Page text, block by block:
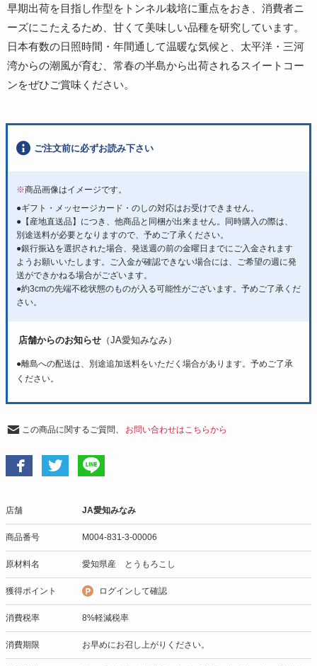
早期出荷を目指し作型をトンネル栽培に重点をおき、消費者ニ
ーズにこたえるため、甘くて美味しい品種を研究しています。
日本有数の日照時間・年間通して温暖な気候と、太平洋・三河
湾からの潮風が育む、常春の半島から出荷されるスイートコー
ンをぜひご賞味ください。
ご注文前に必ずお読み下さい
※商品画像はイメージです。
●ギフト・メッセージカード・のしの対応はお受けできません。
●【産地直送品】につき、他商品と同梱が出来ません。同時購入の際は、
別途送料が必要となりますので、予めご了承ください。
●銀行振込を選択された場合、発送週の前の金曜日までにご入金されます
ようお願いいたします。ご入金が確認できない場合には、ご希望の週に発
送ができかねる場合がございます。
●約3cmの先端不稔状態のものが入る可能性がございます。予めご了承くだ
さい。
店舗からのお知らせ （JA愛知みなみ）
●離島への配送は、別途追加送料をいただく場合があります。予めご了承
ください。
この商品に関するご質問、 お問い合わせはこちらから
店舗 JA愛知みなみ
商品番号 M004-831-3-00006
原材料名 愛知県産 とうもろこし
獲得ポイント ログインして確認
消費税率 8%軽減税率
消費期限 お早めにお召し上がりください。